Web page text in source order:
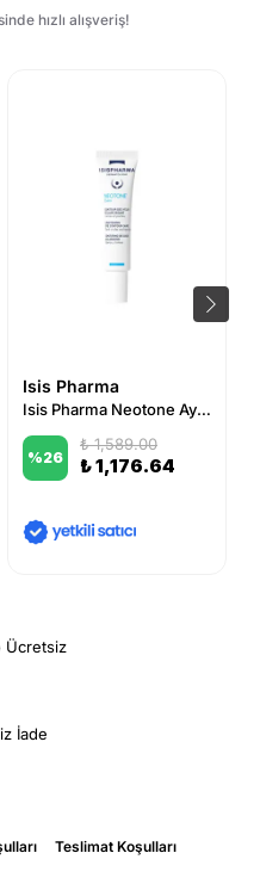
Isis Pharma
Isis Pharma Neotone Aydınlatıcı Göz Çevresi Kremi 15 ml
%26
₺ 1,589.00
₺ 1,176.64
Ücretsiz
İade
Teslimat Koşulları